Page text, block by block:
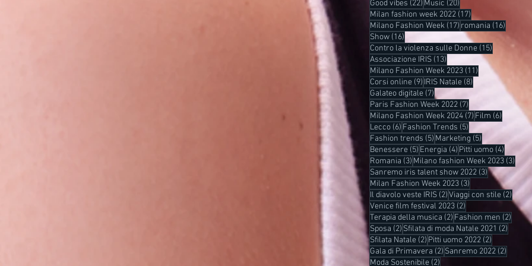
Good vibes (22) 22 post
Music (20)
Milan fashion week 2022 (17)
Milano Fashion Week (17) 17 post
romania (16)
Show (16)
Contro la violenza sulle Donne (15) 15 post
Associazione IRIS (13)
Milano Fashion Week 2023 (11) 11 post
Corsi online (9) 9 post
IRIS Natale (8)
Galateo digitale (7)7 post
Paris Fashion Week 2022 (7)
Milano Fashion Week 2024 (7) 7 post
Film (6)
Lecco (6) 6 post
Fashion Trends (5)
Fashion trends (5) 5 post
Marketing (5)
Benessere (5) 5 post
Energia (4) 4 post
Pitti uomo (4)
Romania (3) 3 post
Milano fashion Week 2023 (3) 3
Sanremo iris talent show 2022 (3)3 post
Milan Fashion Week 2023 (3)
Il diavolo veste IRIS (2)2 post
Viaggi con stile (2)2 post
Venice film festival 2023 (2)
Terapia della musica (2) 2 post
Fashion men (2) 2 post
Sposa (2) 2 post
Sfilata di moda Natale 2021 (2)
Sfilata Natale (2) 2 post
Pitti uomo 2022 (2)
Gala di Primavera (2) 2 post
Sanremo 2022 (2)
Moda Sostenibile (2)